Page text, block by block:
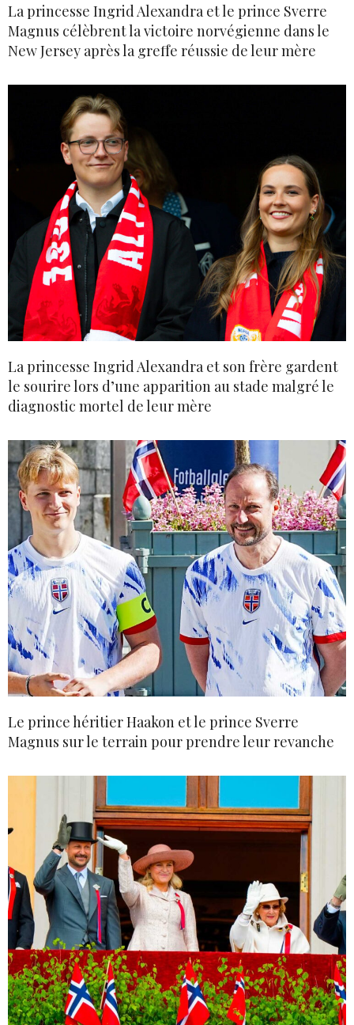
La princesse Ingrid Alexandra et le prince Sverre
Magnus célèbrent la victoire norvégienne dans le
New Jersey après la greffe réussie de leur mère
La princesse Ingrid Alexandra et son frère gardent
le sourire lors d’une apparition au stade malgré le
diagnostic mortel de leur mère
Le prince héritier Haakon et le prince Sverre
Magnus sur le terrain pour prendre leur revanche